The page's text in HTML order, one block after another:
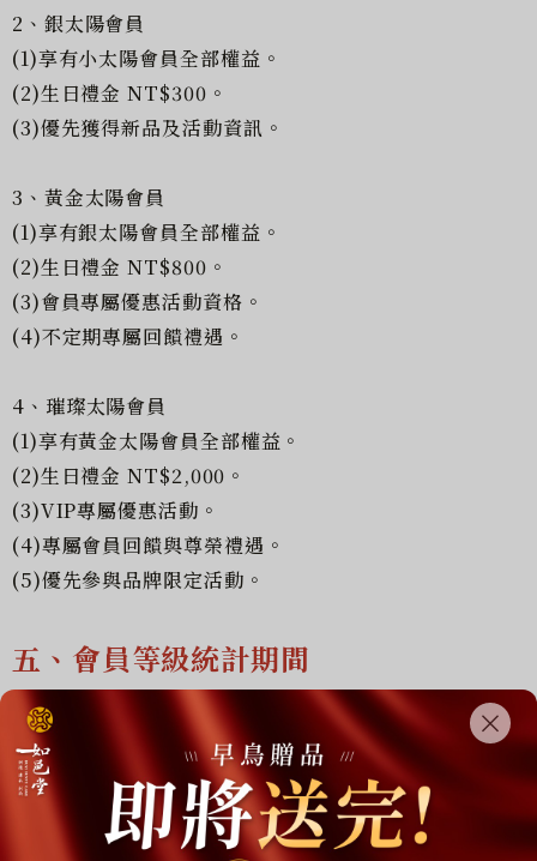
2、銀太陽會員
(1)享有小太陽會員全部權益。
(2)生日禮金 NT$300。
(3)優先獲得新品及活動資訊。
3、黃金太陽會員
(1)享有銀太陽會員全部權益。
(2)生日禮金 NT$800。
(3)會員專屬優惠活動資格。
(4)不定期專屬回饋禮遇。
4、璀璨太陽會員
(1)享有黃金太陽會員全部權益。
(2)生日禮金 NT$2,000。
(3)VIP專屬優惠活動。
(4)專屬會員回饋與尊榮禮遇。
(5)優先參與品牌限定活動。
五、會員等級統計期間
每年度會員等級計算期間為前一年7月1日至當年度6月30
日止。
例如：2026年7月1日會員等級更新，統計期間為2025年
7月1日至2026年6月30日之累積消費金額。